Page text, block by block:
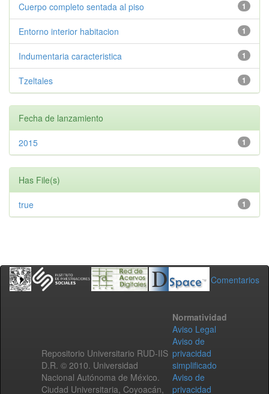
1
Cuerpo completo sentada al piso
1
Entorno interior habitacion
1
Indumentaria caracteristica
1
Tzeltales
Fecha de lanzamiento
1
2015
Has File(s)
1
true
Comentarios
Repositorio Universitario RUD-IIS
D.R. © 2010. Universidad
Nacional Autónoma de México.
Ciudad Universitaria, Coyoacán,
Normatividad
Aviso Legal
Aviso de
privacidad
simplificado
Aviso de
privacidad